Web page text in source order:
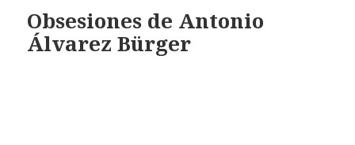
Obsesiones de Antonio
Álvarez Bürger